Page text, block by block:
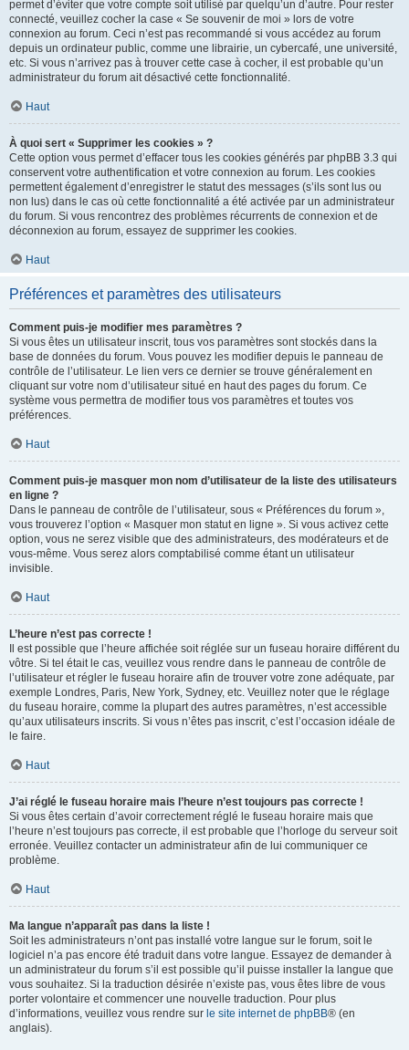
permet d’éviter que votre compte soit utilisé par quelqu’un d’autre. Pour rester
connecté, veuillez cocher la case « Se souvenir de moi » lors de votre
connexion au forum. Ceci n’est pas recommandé si vous accédez au forum
depuis un ordinateur public, comme une librairie, un cybercafé, une université,
etc. Si vous n’arrivez pas à trouver cette case à cocher, il est probable qu’un
administrateur du forum ait désactivé cette fonctionnalité.
Haut
À quoi sert « Supprimer les cookies » ?
Cette option vous permet d’effacer tous les cookies générés par phpBB 3.3 qui
conservent votre authentification et votre connexion au forum. Les cookies
permettent également d’enregistrer le statut des messages (s’ils sont lus ou
non lus) dans le cas où cette fonctionnalité a été activée par un administrateur
du forum. Si vous rencontrez des problèmes récurrents de connexion et de
déconnexion au forum, essayez de supprimer les cookies.
Haut
Préférences et paramètres des utilisateurs
Comment puis-je modifier mes paramètres ?
Si vous êtes un utilisateur inscrit, tous vos paramètres sont stockés dans la
base de données du forum. Vous pouvez les modifier depuis le panneau de
contrôle de l’utilisateur. Le lien vers ce dernier se trouve généralement en
cliquant sur votre nom d’utilisateur situé en haut des pages du forum. Ce
système vous permettra de modifier tous vos paramètres et toutes vos
préférences.
Haut
Comment puis-je masquer mon nom d’utilisateur de la liste des utilisateurs
en ligne ?
Dans le panneau de contrôle de l’utilisateur, sous « Préférences du forum »,
vous trouverez l’option « Masquer mon statut en ligne ». Si vous activez cette
option, vous ne serez visible que des administrateurs, des modérateurs et de
vous-même. Vous serez alors comptabilisé comme étant un utilisateur
invisible.
Haut
L’heure n’est pas correcte !
Il est possible que l’heure affichée soit réglée sur un fuseau horaire différent du
vôtre. Si tel était le cas, veuillez vous rendre dans le panneau de contrôle de
l’utilisateur et régler le fuseau horaire afin de trouver votre zone adéquate, par
exemple Londres, Paris, New York, Sydney, etc. Veuillez noter que le réglage
du fuseau horaire, comme la plupart des autres paramètres, n’est accessible
qu’aux utilisateurs inscrits. Si vous n’êtes pas inscrit, c’est l’occasion idéale de
le faire.
Haut
J’ai réglé le fuseau horaire mais l’heure n’est toujours pas correcte !
Si vous êtes certain d’avoir correctement réglé le fuseau horaire mais que
l’heure n’est toujours pas correcte, il est probable que l’horloge du serveur soit
erronée. Veuillez contacter un administrateur afin de lui communiquer ce
problème.
Haut
Ma langue n’apparaît pas dans la liste !
Soit les administrateurs n’ont pas installé votre langue sur le forum, soit le
logiciel n’a pas encore été traduit dans votre langue. Essayez de demander à
un administrateur du forum s’il est possible qu’il puisse installer la langue que
vous souhaitez. Si la traduction désirée n’existe pas, vous êtes libre de vous
porter volontaire et commencer une nouvelle traduction. Pour plus
d’informations, veuillez vous rendre sur le site internet de phpBB® (en
anglais).